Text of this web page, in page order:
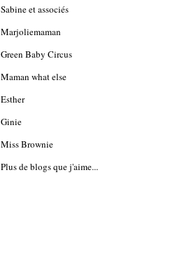
Sabine et associés
Marjoliemaman
Green Baby Circus
Maman what else
Esther
Ginie
Miss Brownie
Plus de blogs que j'aime...